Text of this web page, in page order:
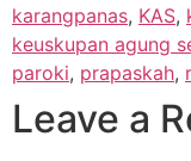
karangpanas, KAS,
keuskupan agung
paroki, prapaskah,
Leave a